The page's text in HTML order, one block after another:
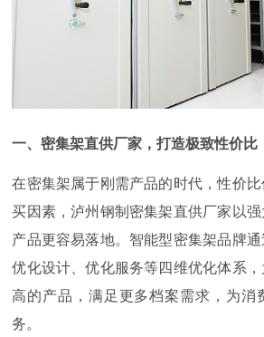
一、密集架直供厂家，打造极致性价比
在密集架属于刚需产品的时代，性价
买因素，泸州钢制密集架直供厂家以
产品更容易落地。智能型密集架品牌通
优化设计、优化服务等四维优化体系
高的产品，满足更多档案需求，为消
务。